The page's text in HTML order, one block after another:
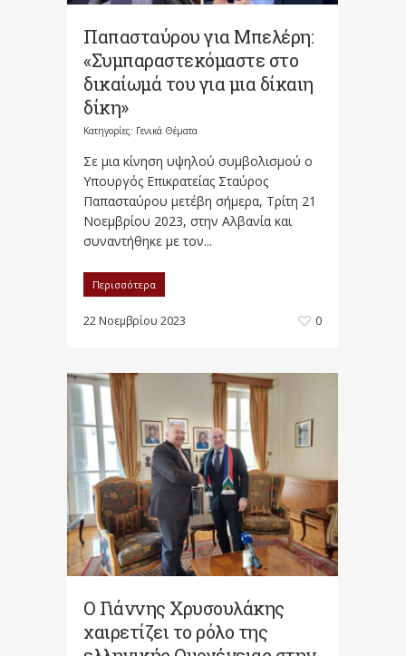
Παπασταύρου για Μπελέρη:
«Συμπαραστεκόμαστε στο
δικαίωμά του για μια δίκαιη
δίκη»
Κατηγορίες: Γενικά Θέματα
Σε μια κίνηση υψηλού συμβολισμού ο
Υπουργός Επικρατείας Σταύρος
Παπασταύρου μετέβη σήμερα, Τρίτη 21
Νοεμβρίου 2023, στην Αλβανία και
συναντήθηκε με τον...
Περισσότερα
22 Νοεμβρίου 2023 0
Ο Γιάννης Χρυσουλάκης
χαιρετίζει το ρόλο της